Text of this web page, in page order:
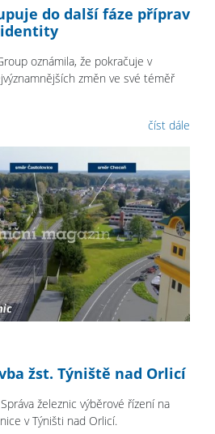
do další fáze příprav
oznámila, že pokračuje v
změn ve své téměř
číst dále
žst. Týniště nad Orlicí
železnic výběrové řízení na
v Týništi nad Orlicí.